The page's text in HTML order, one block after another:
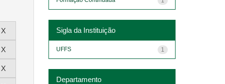
Sigla da Instituição
1
UFFS
Departamento